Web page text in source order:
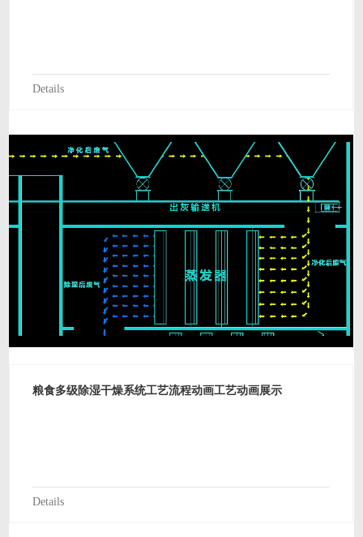
Details
粮食多级除湿干燥系统工艺流程动画工艺动画展示
Details